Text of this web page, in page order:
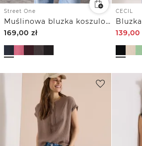
Street One
Muślinowa bluzka koszulowa z kołnierzykiem typu „bowling”
169,00 zł
CECIL
139,00